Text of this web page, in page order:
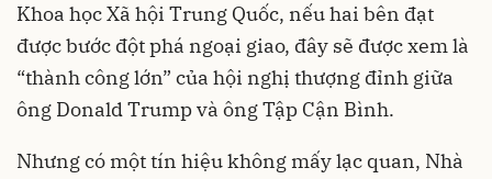
Khoa học Xã hội Trung Quốc, nếu hai bên đạt
được bước đột phá ngoại giao, đây sẽ được xem là
“thành công lớn” của hội nghị thượng đỉnh giữa
ông Donald Trump và ông Tập Cận Bình.
Nhưng có một tín hiệu không mấy lạc quan, Nhà